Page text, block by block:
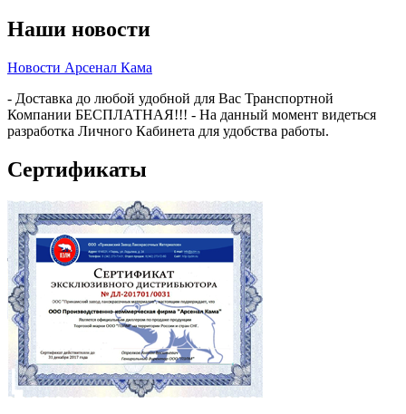
Наши новости
Новости Арсенал Кама
- Доставка до любой удобной для Вас Транспортной
Компании БЕСПЛАТНАЯ!!! - На данный момент видеться
разработка Личного Кабинета для удобства работы.
Сертификаты